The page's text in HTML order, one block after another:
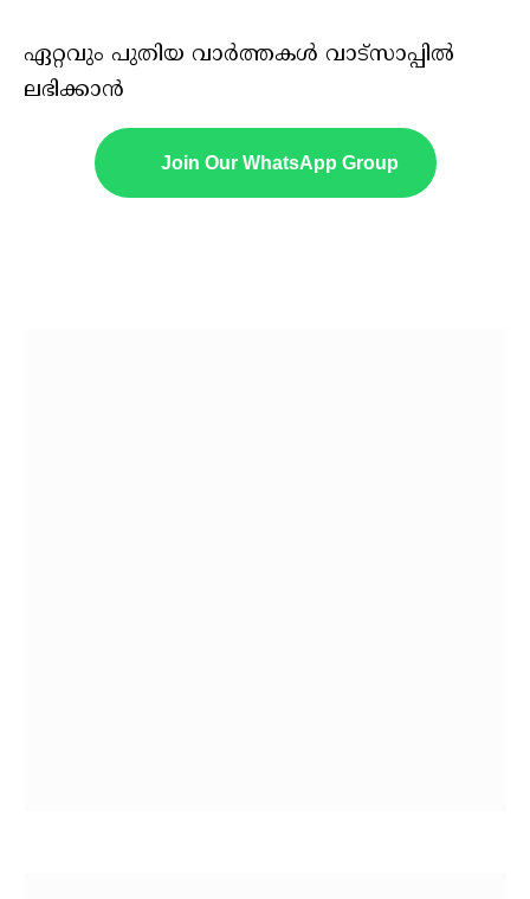
ഏറ്റവും പുതിയ വാർത്തകൾ വാട്സാപ്പിൽ
ലഭിക്കാൻ
Join Our WhatsApp Group